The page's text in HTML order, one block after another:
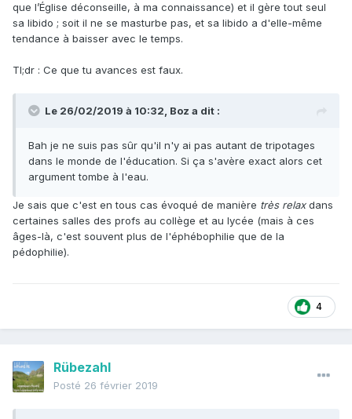
que l’Église déconseille, à ma connaissance) et il gère tout seul
sa libido ; soit il ne se masturbe pas, et sa libido a d'elle-même
tendance à baisser avec le temps.
Tl;dr : Ce que tu avances est faux.
Le 26/02/2019 à 10:32, Boz a dit :
Bah je ne suis pas sûr qu'il n'y ai pas autant de tripotages
dans le monde de l'éducation. Si ça s'avère exact alors cet
argument tombe à l'eau.
Je sais que c'est en tous cas évoqué de manière très relaxdans
certaines salles des profs au collège et au lycée (mais à ces
âges-là, c'est souvent plus de l'éphébophilie que de la
pédophilie).
4
Rübezahl
Posté 26 février 2019